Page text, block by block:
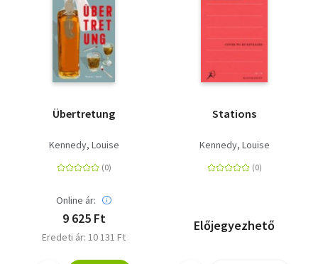
Übertretung
Kennedy, Louise
Online ár:
9 625 Ft
Eredeti ár: 10 131 Ft
Stations
Kennedy, Louise
Előjegyezhető